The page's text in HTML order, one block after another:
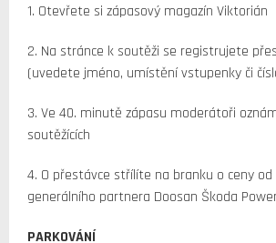
1. Otevřete si zápasový magazín Viktorián
2. Na stránce k soutěži se registrujete
(uvedete jméno, umístění vstupenky či
3. Ve 40. minutě zápasu moderátoři
soutěžících
4. O přestávce střílíte na branku o ceny od
generálního partnera Doosan Škoda
PARKOVÁNÍ